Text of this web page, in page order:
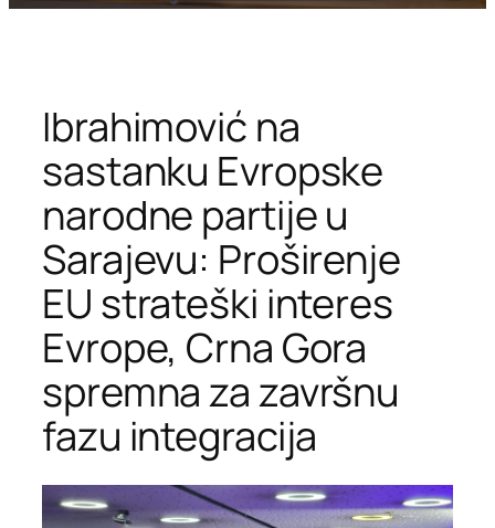
Ibrahimović na
sastanku Evropske
narodne partije u
Sarajevu: Proširenje
EU strateški interes
Evrope, Crna Gora
spremna za završnu
fazu integracija